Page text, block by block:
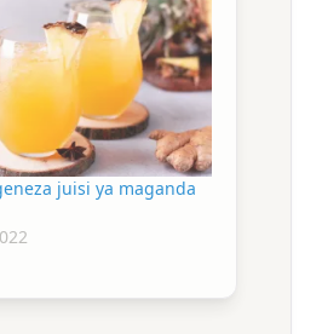
juisi ya maganda